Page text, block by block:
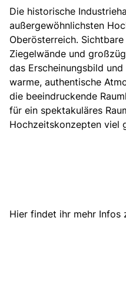
Die historische
außergewöhnlichsten
Oberösterreich.
Ziegelwände und
das Erscheinungsbild
warme, authentische
die beeindruckende
für ein spektakuläres
Hochzeitskonzepten viel
Hier findet ihr mehr Infos